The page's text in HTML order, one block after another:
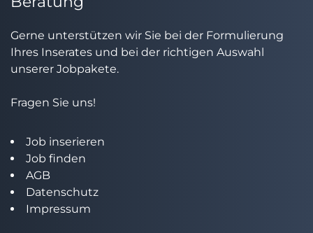
Gerne unterstützen wir Sie bei der Formulierung
Ihres Inserates und bei der richtigen Auswahl
unserer Jobpakete.
Fragen Sie uns!
Job inserieren
Job finden
AGB
Datenschutz
Impressum